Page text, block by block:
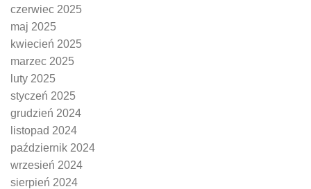
czerwiec 2025
maj 2025
kwiecień 2025
marzec 2025
luty 2025
styczeń 2025
grudzień 2024
listopad 2024
październik 2024
wrzesień 2024
sierpień 2024